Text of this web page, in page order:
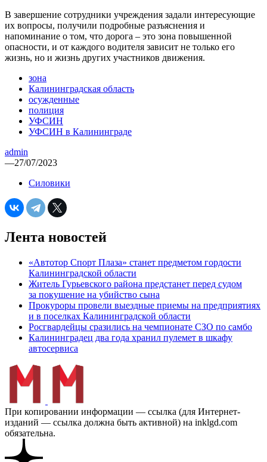
В завершение сотрудники учреждения задали интересующие
их вопросы, получили подробные разъяснения и
напоминание о том, что дорога – это зона повышенной
опасности, и от каждого водителя зависит не только его
жизнь, но и жизнь других участников движения.
зона
Калининградская область
осужденные
полиция
УФСИН
УФСИН в Калининграде
admin
—27/07/2023
Силовики
Лента новостей
«Автотор Спорт Плаза» станет предметом гордости
Калининградской области
Житель Гурьевского района предстанет перед судом
за покушение на убийство сына
Прокуроры провели выездные приемы на предприятиях
и в поселках Калининградской области
Росгвардейцы сразились на чемпионате СЗО по самбо
Калининградец два года хранил пулемет в шкафу
автосервиса
При копировании информации — ссылка (для Интернет-
изданий — ссылка должна быть активной) на inklgd.com
обязательна.